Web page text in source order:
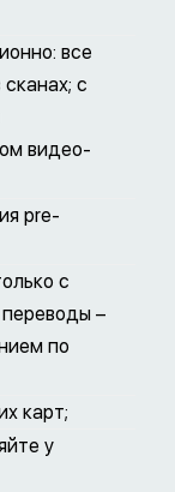
все
с
видео-
pre-
с
–
по
карт;
у